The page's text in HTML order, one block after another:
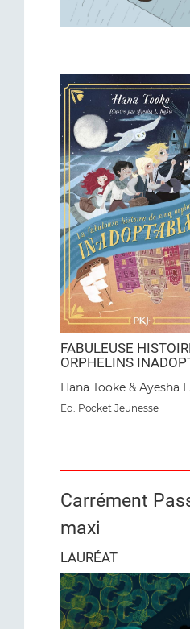
FABULEUSE
ORPHELINS
Hana Tooke & Ayesha
Ed. Pocket Jeunesse
Carrément
maxi
LAURÉAT